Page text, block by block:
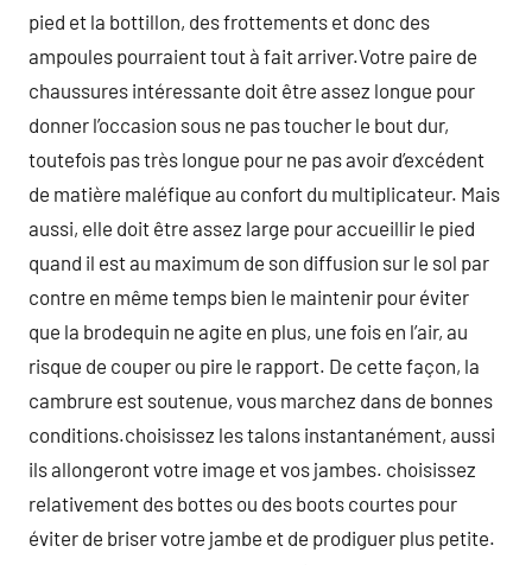
pied et la bottillon, des frottements et donc des
ampoules pourraient tout à fait arriver.Votre paire de
chaussures intéressante doit être assez longue pour
donner l’occasion sous ne pas toucher le bout dur,
toutefois pas très longue pour ne pas avoir d’excédent
de matière maléfique au confort du multiplicateur. Mais
aussi, elle doit être assez large pour accueillir le pied
quand il est au maximum de son diffusion sur le sol par
contre en même temps bien le maintenir pour éviter
que la brodequin ne agite en plus, une fois en l’air, au
risque de couper ou pire le rapport. De cette façon, la
cambrure est soutenue, vous marchez dans de bonnes
conditions.choisissez les talons instantanément, aussi
ils allongeront votre image et vos jambes. choisissez
relativement des bottes ou des boots courtes pour
éviter de briser votre jambe et de prodiguer plus petite.